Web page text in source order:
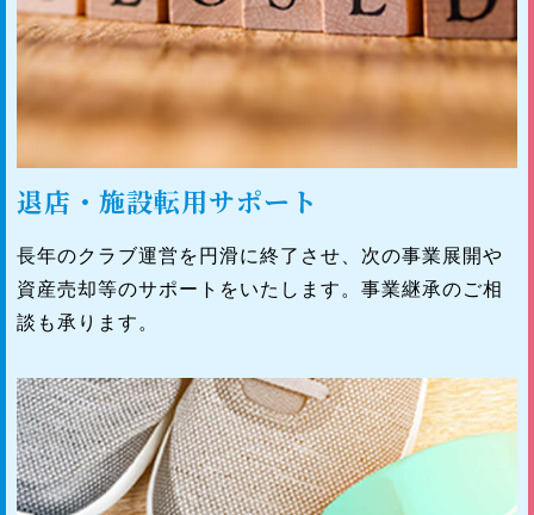
退店・施設転用サポート
長年のクラブ運営を円滑に終了させ、次の事業展開や
資産売却等のサポートをいたします。事業継承のご相
談も承ります。